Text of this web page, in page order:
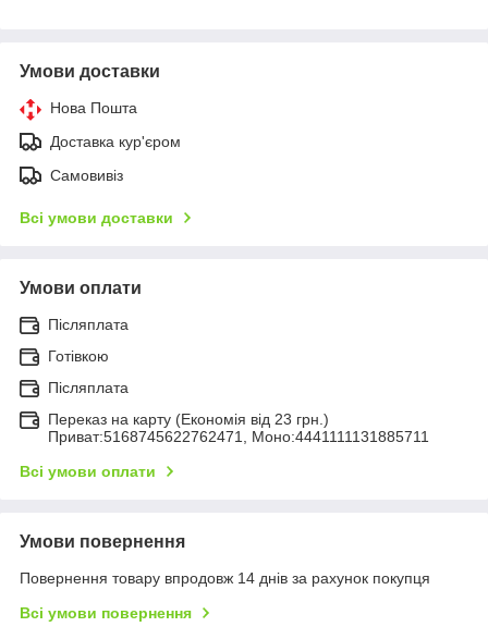
Умови доставки
Нова Пошта
Доставка кур'єром
Самовивіз
Всі умови доставки
Умови оплати
Післяплата
Готівкою
Післяплата
Переказ на карту (Економія від 23 грн.)
Приват:5168745622762471, Моно:4441111131885711
Всі умови оплати
Умови повернення
Повернення товару впродовж 14 днів за рахунок покупця
Всі умови повернення